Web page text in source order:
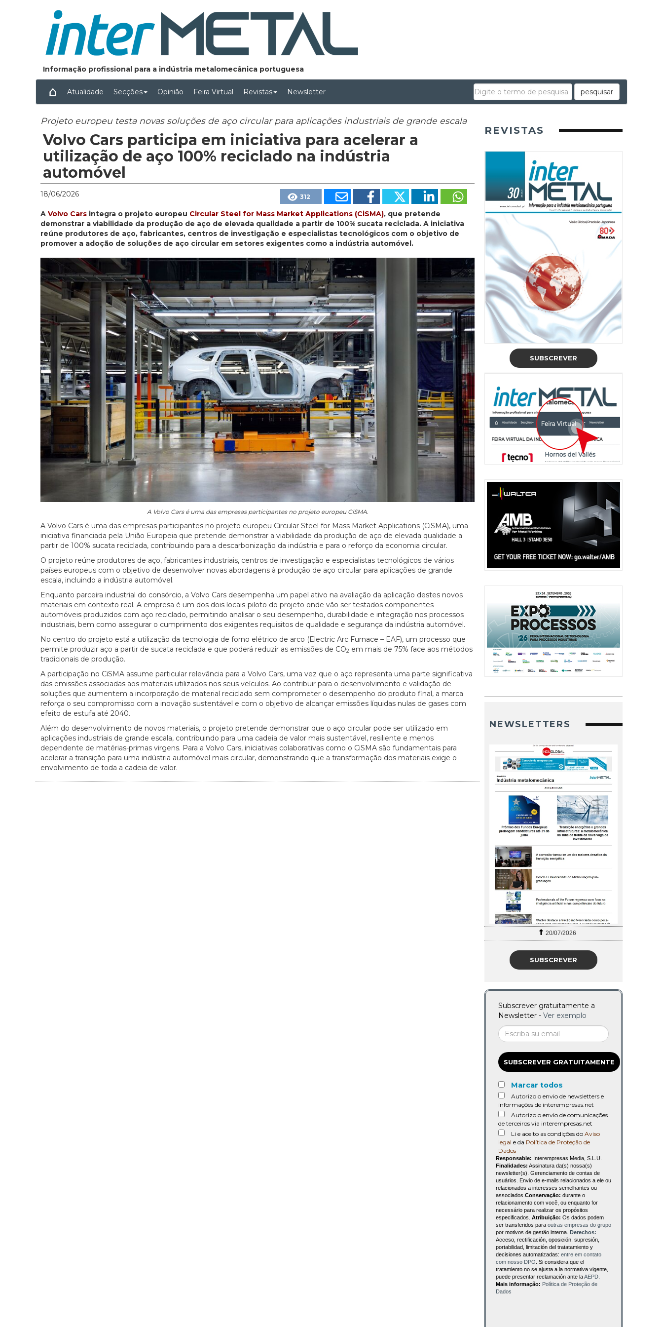
Informação profissional para a indústria metalomecânica portuguesa
Atualidade Secções Opinião Feira Virtual Revistas Newsletter pesquisar
Projeto europeu testa novas soluções de aço circular para aplicações industriais de grande escala
Volvo Cars participa em iniciativa para acelerar a
utilização de aço 100% reciclado na indústria
automóvel
18/06/2026 312
A Volvo Cars integra o projeto europeu Circular Steel for Mass Market Applications (CiSMA), que pretende
demonstrar a viabilidade da produção de aço de elevada qualidade a partir de 100% sucata reciclada. A iniciativa
reúne produtores de aço, fabricantes, centros de investigação e especialistas tecnológicos com o objetivo de
promover a adoção de soluções de aço circular em setores exigentes como a indústria automóvel.
A Volvo Cars é uma das empresas participantes no projeto europeu CiSMA.
A Volvo Cars é uma das empresas participantes no projeto europeu Circular Steel for Mass Market Applications (CiSMA), uma
iniciativa financiada pela União Europeia que pretende demonstrar a viabilidade da produção de aço de elevada qualidade a
partir de 100% sucata reciclada, contribuindo para a descarbonização da indústria e para o reforço da economia circular.
O projeto reúne produtores de aço, fabricantes industriais, centros de investigação e especialistas tecnológicos de vários
países europeus com o objetivo de desenvolver novas abordagens à produção de aço circular para aplicações de grande
escala, incluindo a indústria automóvel.
Enquanto parceira industrial do consórcio, a Volvo Cars desempenha um papel ativo na avaliação da aplicação destes novos
materiais em contexto real. A empresa é um dos dois locais-piloto do projeto onde vão ser testados componentes
automóveis produzidos com aço reciclado, permitindo analisar o seu desempenho, durabilidade e integração nos processos
industriais, bem como assegurar o cumprimento dos exigentes requisitos de qualidade e segurança da indústria automóvel.
No centro do projeto está a utilização da tecnologia de forno elétrico de arco (Electric Arc Furnace – EAF), um processo que
permite produzir aço a partir de sucata reciclada e que poderá reduzir as emissões de CO2 em mais de 75% face aos métodos
tradicionais de produção.
A participação no CiSMA assume particular relevância para a Volvo Cars, uma vez que o aço representa uma parte significativa
das emissões associadas aos materiais utilizados nos seus veículos. Ao contribuir para o desenvolvimento e validação de
soluções que aumentem a incorporação de material reciclado sem comprometer o desempenho do produto final, a marca
reforça o seu compromisso com a inovação sustentável e com o objetivo de alcançar emissões líquidas nulas de gases com
efeito de estufa até 2040.
Além do desenvolvimento de novos materiais, o projeto pretende demonstrar que o aço circular pode ser utilizado em
aplicações industriais de grande escala, contribuindo para uma cadeia de valor mais sustentável, resiliente e menos
dependente de matérias-primas virgens. Para a Volvo Cars, iniciativas colaborativas como o CiSMA são fundamentais para
acelerar a transição para uma indústria automóvel mais circular, demonstrando que a transformação dos materiais exige o
envolvimento de toda a cadeia de valor.
REVISTAS
SUBSCREVER
NEWSLETTERS
20/07/2026
SUBSCREVER
Subscrever gratuitamente a
Newsletter - Ver exemplo
SUBSCREVER GRATUITAMENTE
Marcar todos
Autorizo o envio de newsletters e
informações de interempresas.net
Autorizo o envio de comunicações
de terceiros via interempresas.net
Li e aceito as condições do Aviso
legal e da Política de Proteção de
Dados
Responsable: Interempresas Media, S.L.U.
Finalidades: Assinatura da(s) nossa(s)
newsletter(s). Gerenciamento de contas de
usuários. Envio de e-mails relacionados a ele ou
relacionados a interesses semelhantes ou
associados. Conservação: durante o
relacionamento com você, ou enquanto for
necessário para realizar os propósitos
especificados. Atribuição: Os dados podem
ser transferidos para outras empresas do grupo
por motivos de gestão interna. Derechos:
Acceso, rectificación, oposición, supresión,
portabilidad, limitación del tratatamiento y
decisiones automatizadas: entre em contato
com nosso DPO . Si considera que el
tratamiento no se ajusta a la normativa vigente,
puede presentar reclamación ante laAEPD
Mais informação: Política de Proteção de
Dados